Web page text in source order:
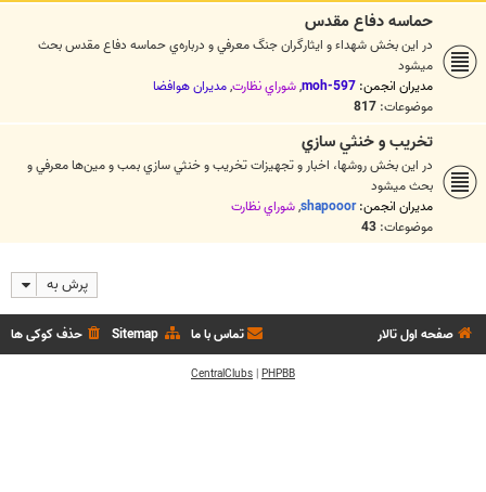
حماسه دفاع مقدس
در اين بخش شهداء و ايثارگران جنگ معرفي و درباره‌ي حماسه دفاع مقدس بحث
ميشود
مدیران انجمن: moh-597
,شوراي نظارت,مديران هوافضا
موضوعات: 817
تخريب و خنثي سازي
در اين بخش روشها، اخبار و تجهيزات تخريب و خنثي سازي بمب‌ و مين‌ها معرفي و
بحث ميشود
مدیران انجمن: shapooor
,شوراي نظارت
موضوعات: 43
پرش به
صفحه اول تالار حذف کوکی ها Sitemap تماس با ما
PHPBB
|
CentralClubs